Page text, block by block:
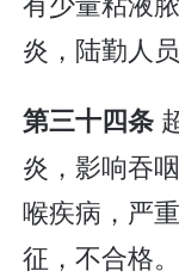
炎，陆勤人员
第三十四条
炎，影响吞
喉疾病，严
征，不合格。